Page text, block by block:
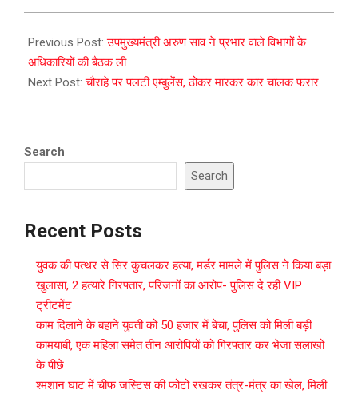
01-
03
Previous Post:उपमुख्यमंत्री अरुण साव ने प्रभार वाले विभागों के
अधिकारियों की बैठक ली
Next Post:चौराहे पर पलटी एम्बुलेंस, ठोकर मारकर कार चालक फरार
Search
Search
Recent Posts
युवक की पत्थर से सिर कुचलकर हत्या, मर्डर मामले में पुलिस ने किया बड़ा
खुलासा, 2 हत्यारे गिरफ्तार, परिजनों का आरोप- पुलिस दे रही VIP
ट्रीटमेंट
काम दिलाने के बहाने युवती को 50 हजार में बेचा, पुलिस को मिली बड़ी
कामयाबी, एक महिला समेत तीन आरोपियों को गिरफ्तार कर भेजा सलाखों
के पीछे
श्मशान घाट में चीफ जस्टिस की फोटो रखकर तंत्र-मंत्र का खेल, मिली